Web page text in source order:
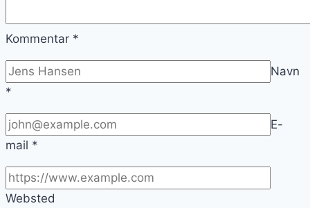
Kommentar *
Navn
*
E-
mail *
Websted